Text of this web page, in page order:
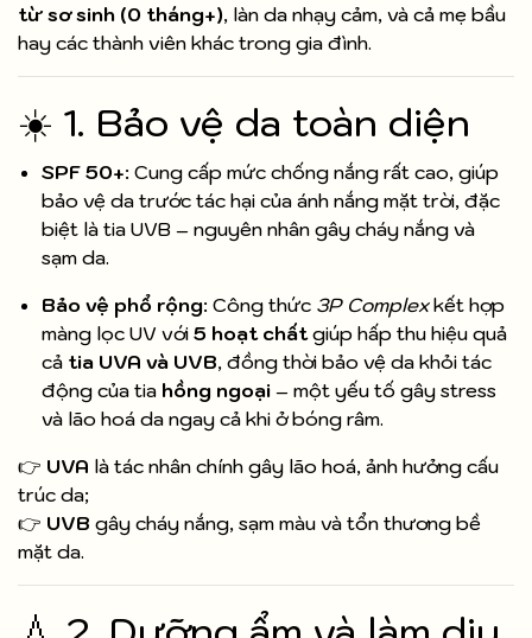
từ sơ sinh (0 tháng+), làn da nhạy cảm, và cả mẹ bầu
hay các thành viên khác trong gia đình.
☀️ 1. Bảo vệ da toàn diện
SPF 50+: Cung cấp mức chống nắng rất cao, giúp
bảo vệ da trước tác hại của ánh nắng mặt trời, đặc
biệt là tia UVB – nguyên nhân gây cháy nắng và
sạm da.
Bảo vệ phổ rộng: Công thức 3P Complexkết hợp
màng lọc UV với 5 hoạt chấtgiúp hấp thu hiệu quả
cả tia UVA và UVB, đồng thời bảo vệ da khỏi tác
động của tia hồng ngoại – một yếu tố gây stress
và lão hoá da ngay cả khi ở bóng râm.
👉 UVA là tác nhân chính gây lão hoá, ảnh hưởng cấu
trúc da;
👉 UVB gây cháy nắng, sạm màu và tổn thương bề
mặt da.